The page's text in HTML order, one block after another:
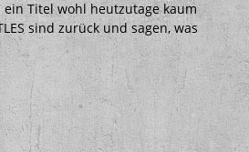
Titel wohl heutzutage kaum
sind zurück und sagen, was